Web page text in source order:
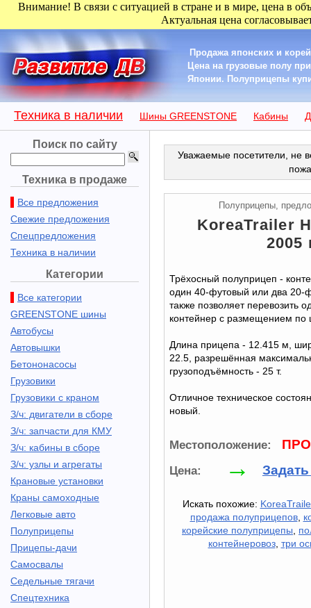
Внимание! В связи с ситуацией в стране и в мире, цена в
Актуальная цена
Продажа японских и
Цена на грузовые полу
Японии. Полуприцепы
Техника в наличии Шины GREENSTONE Кабины
Поиск по сайту
Техника в продаже
Все предложения
Свежие предложения
Спецпредложения
Техника в наличии
Категории
Все категории
GREENSTONE шины
Автобусы
Автовышки
Бетононасосы
Грузовики
Грузовики с краном
З/ч: двигатели в сборе
З/ч: запчасти для КМУ
З/ч: кабины в сборе
З/ч: узлы и агрегаты
Крановые установки
Краны самоходные
Легковые авто
Полуприцепы
Прицепы-дачи
Самосвалы
Седельные тягачи
Спецтехника
Уважаемые посетители, не
Полуприцепы,
KoreaTrailer
2005
Трёхосный полуприцеп -
один 40-футовый или два 20-
также позволяет перевозить
контейнер с размещением по
Длина прицепа - 12.415 м,
22.5, разрешённая
грузоподъёмность - 25 т.
Отличное техническое
новый.
Местоположение:
Цена: →
Искать похожие:
продажа полуприцепов,
корейские полуприцепы,
контейнеровоз, три